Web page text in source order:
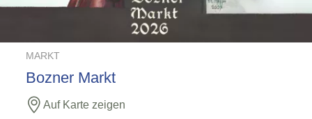
MARKT
Bozner Markt
Auf Karte zeigen